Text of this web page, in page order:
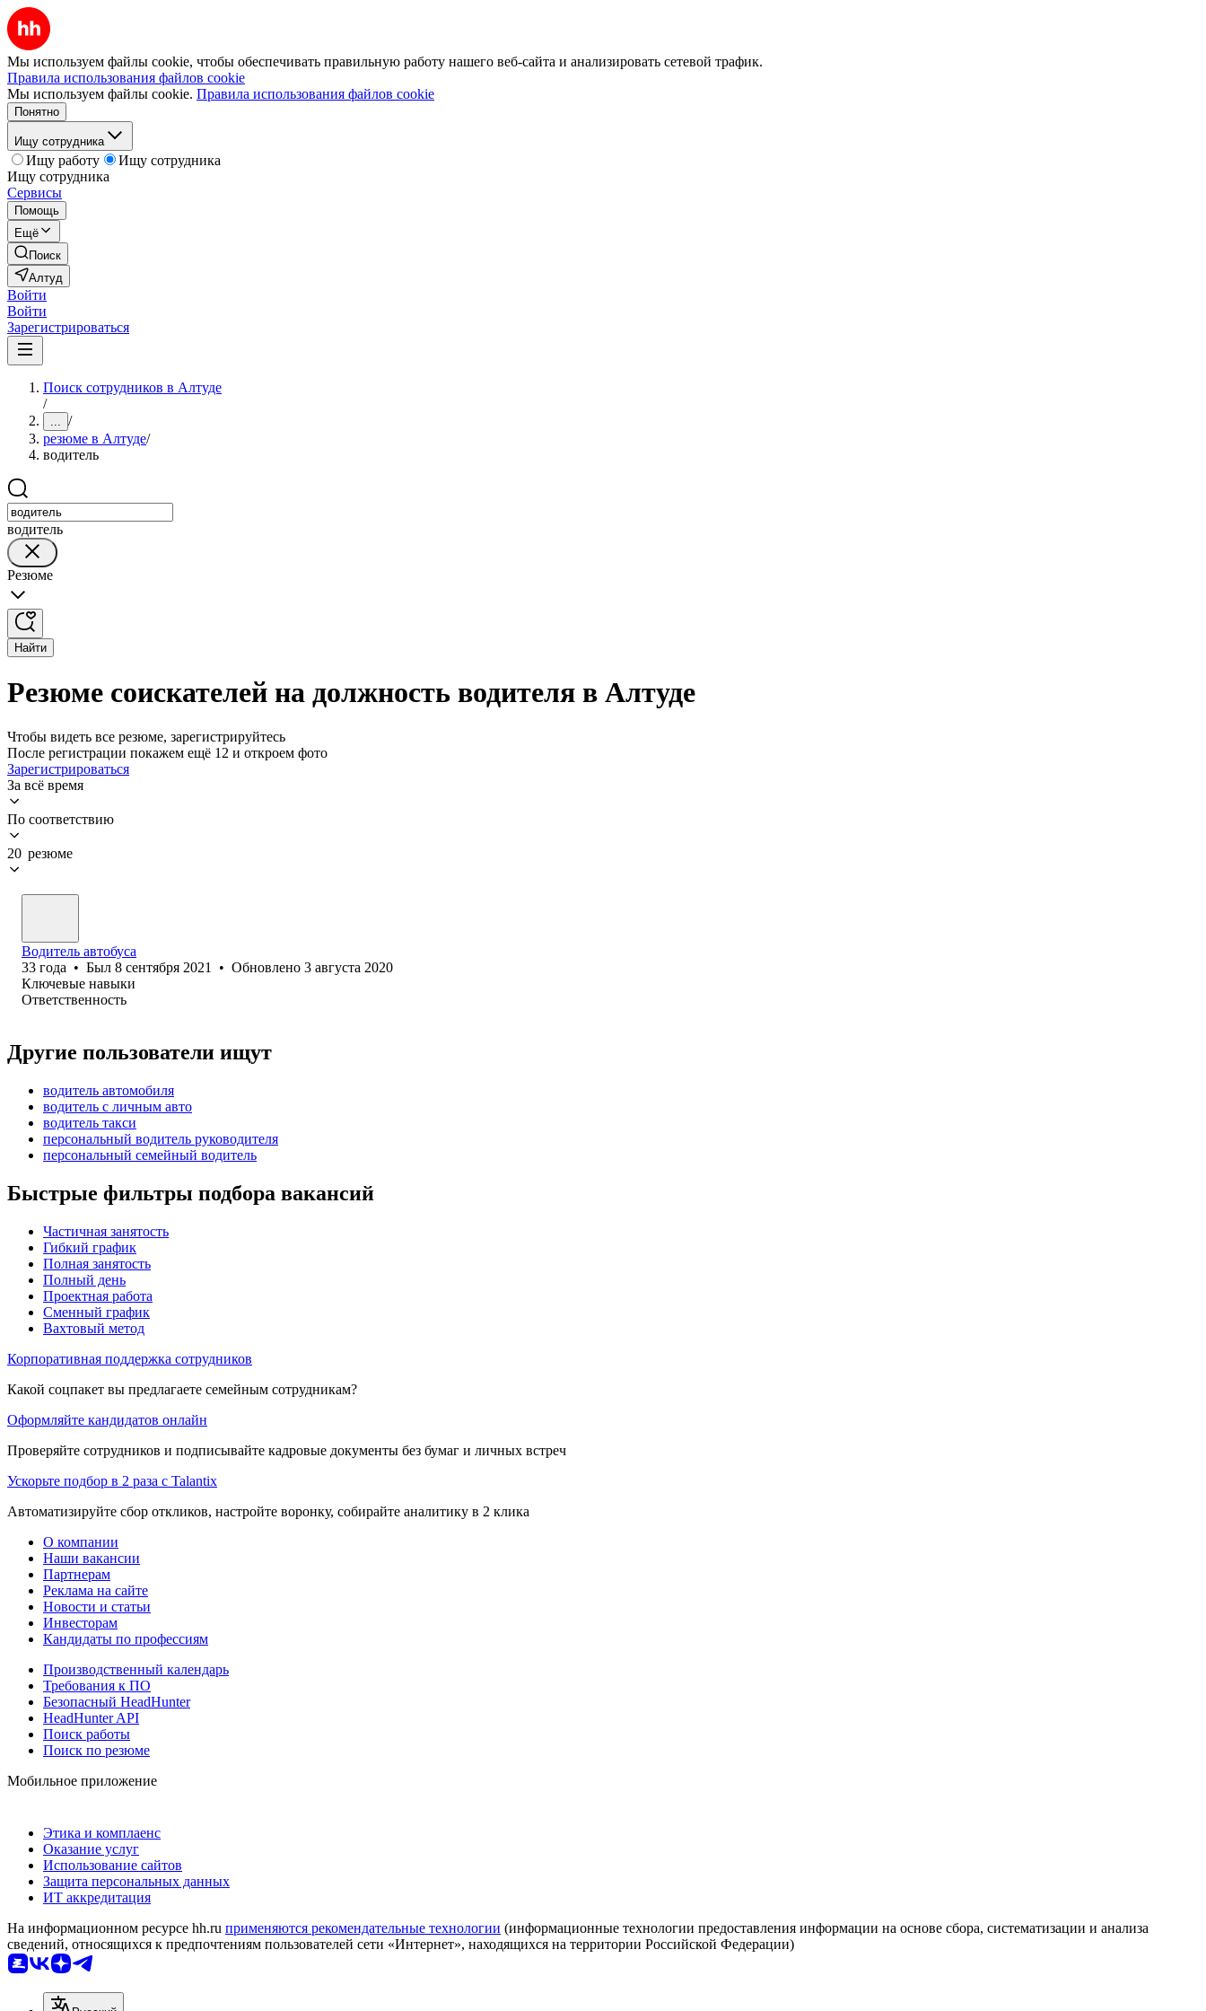
Мы используем файлы cookie, чтобы обеспечивать правильную работу нашего веб-сайта и анализировать сетевой трафик.
Правила использования файлов cookie
Мы используем файлы cookie. Правила использования файлов cookie
Понятно
Ищу сотрудника
Ищу работу
Ищу сотрудника
Ищу сотрудника
Сервисы
Помощь
Ещё
Поиск
Алтуд
Войти
Войти
Зарегистрироваться
Поиск сотрудников в Алтуде
/
... /
резюме в Алтуде/
водитель
водитель
Резюме
Найти
Резюме соискателей на должность водителя в Алтуде
Чтобы видеть все резюме, зарегистрируйтесь
После регистрации покажем ещё 12 и откроем фото
Зарегистрироваться
За всё время
По соответствию
20 резюме
Водитель автобуса
33 года • Был 8 сентября 2021 • Обновлено 3 августа 2020
Ключевые навыки
Ответственность
Другие пользователи ищут
водитель автомобиля
водитель с личным авто
водитель такси
персональный водитель руководителя
персональный семейный водитель
Быстрые фильтры подбора вакансий
Частичная занятость
Гибкий график
Полная занятость
Полный день
Проектная работа
Сменный график
Вахтовый метод
Корпоративная поддержка сотрудников
Какой соцпакет вы предлагаете семейным сотрудникам?
Оформляйте кандидатов онлайн
Проверяйте сотрудников и подписывайте кадровые документы без бумаг и личных встреч
Ускорьте подбор в 2 раза с Talantix
Автоматизируйте сбор откликов, настройте воронку, собирайте аналитику в 2 клика
О компании
Наши вакансии
Партнерам
Реклама на сайте
Новости и статьи
Инвесторам
Кандидаты по профессиям
Производственный календарь
Требования к ПО
Безопасный HeadHunter
HeadHunter API
Поиск работы
Поиск по резюме
Мобильное приложение
Этика и комплаенс
Оказание услуг
Использование сайтов
Защита персональных данных
ИТ аккредитация
На информационном ресурсе hh.ru применяются рекомендательные технологии (информационные технологии предоставления информации на основе сбора, систематизации и анализа
сведений, относящихся к предпочтениям пользователей сети «Интернет», находящихся на территории Российской Федерации)